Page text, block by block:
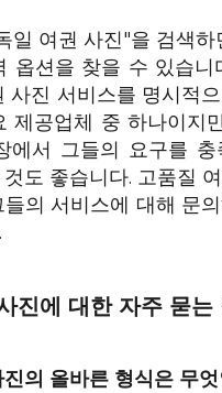
일 여권 사진"을 검색하
옵션을 찾을 수 있습
사진 서비스를 명시적
제공업체 중 하나이지
에서 그들의 요구를 충
도 좋습니다. 고품질
의 서비스에 대해 문
진에 대한 자주 묻는
의 올바른 형식은 무